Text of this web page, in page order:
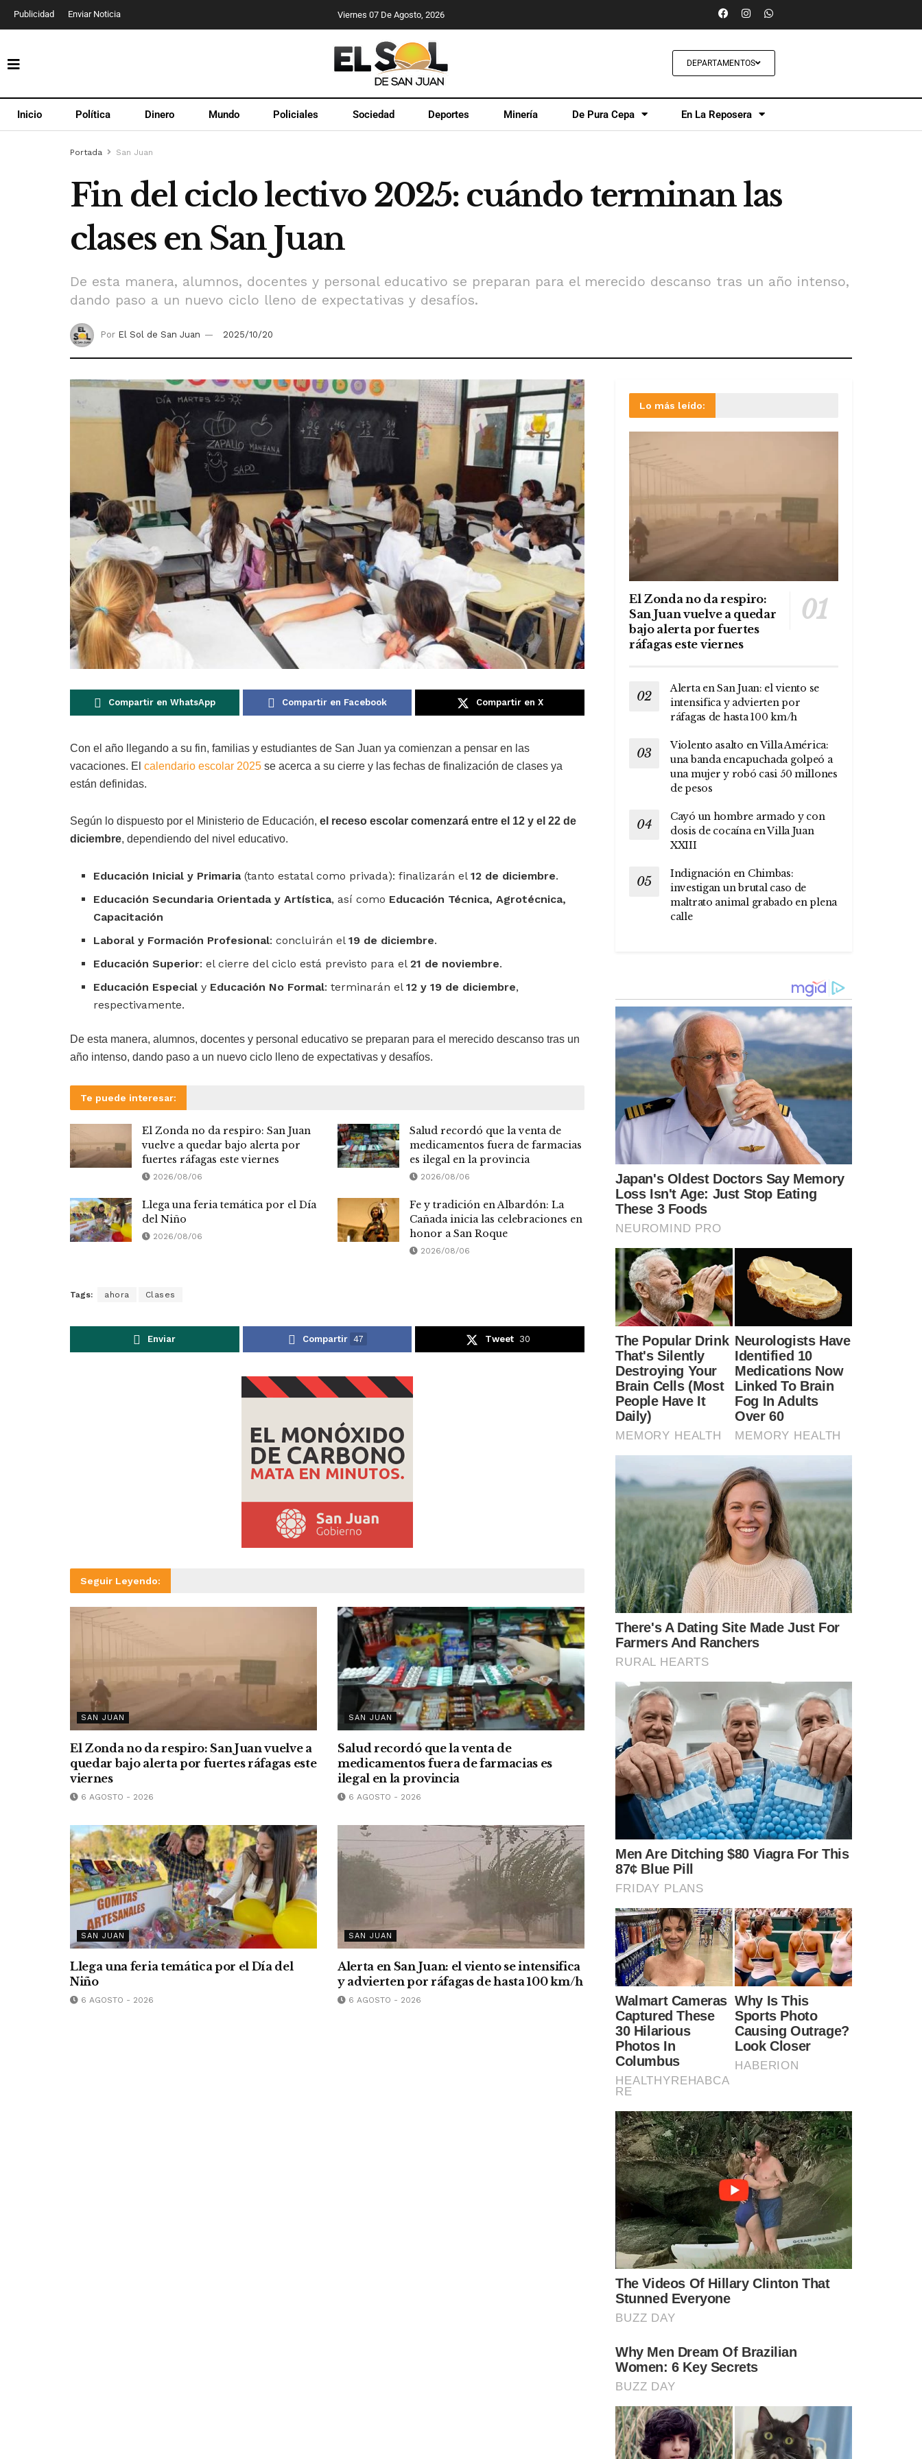
Publicidad Enviar Noticia Viernes 07 De Agosto, 2026
DEPARTAMENTOS
Inicio Política Dinero Mundo Policiales Sociedad Deportes Minería De Pura Cepa En La Reposera
Portada San Juan
Fin del ciclo lectivo 2025: cuándo terminan las
clases en San Juan
De esta manera, alumnos, docentes y personal educativo se preparan para el merecido descanso tras un año intenso,
dando paso a un nuevo ciclo lleno de expectativas y desafíos.
Por El Sol de San Juan 2025/10/20
Compartir en WhatsApp Compartir en Facebook Compartir en X
Con el año llegando a su fin, familias y estudiantes de San Juan ya comienzan a pensar en las
vacaciones. El calendario escolar 2025 se acerca a su cierre y las fechas de finalización de clases ya
están definidas.
Según lo dispuesto por el Ministerio de Educación, el receso escolar comenzará entre el 12 y el 22 de
diciembre, dependiendo del nivel educativo.
Educación Inicial y Primaria(tanto estatal como privada): finalizarán el12 de diciembre.
Educación Secundaria Orientada y Artística, así como Educación Técnica, Agrotécnica,
Capacitación
Laboral y Formación Profesional: concluirán el19 de diciembre.
Educación Superior: el cierre del ciclo está previsto para el21 de noviembre.
Educación Especial y Educación No Formal: terminarán el12 y 19 de diciembre,
respectivamente.
De esta manera, alumnos, docentes y personal educativo se preparan para el merecido descanso tras un
año intenso, dando paso a un nuevo ciclo lleno de expectativas y desafíos.
Te puede interesar:
El Zonda no da respiro: San Juan
vuelve a quedar bajo alerta por
fuertes ráfagas este viernes
2026/08/06
Salud recordó que la venta de
medicamentos fuera de farmacias
es ilegal en la provincia
2026/08/06
Llega una feria temática por el Día
del Niño
2026/08/06
Fe y tradición en Albardón: La
Cañada inicia las celebraciones en
honor a San Roque
2026/08/06
Tags: ahora Clases
Enviar Compartir 47 Tweet 30
Seguir Leyendo:
SAN JUAN
El Zonda no da respiro: San Juan vuelve a
quedar bajo alerta por fuertes ráfagas este
viernes
6 AGOSTO - 2026
SAN JUAN
Salud recordó que la venta de
medicamentos fuera de farmacias es
ilegal en la provincia
6 AGOSTO - 2026
SAN JUAN
Llega una feria temática por el Día del
Niño
6 AGOSTO - 2026
SAN JUAN
Alerta en San Juan: el viento se intensifica
y advierten por ráfagas de hasta 100 km/h
6 AGOSTO - 2026
Lo más leído:
El Zonda no da respiro:
San Juan vuelve a quedar
bajo alerta por fuertes
ráfagas este viernes
Alerta en San Juan: el viento se
intensifica y advierten por
ráfagas de hasta 100 km/h
Violento asalto en Villa América:
una banda encapuchada golpeó a
una mujer y robó casi 50 millones
de pesos
Cayó un hombre armado y con
dosis de cocaína en Villa Juan
XXIII
Indignación en Chimbas:
investigan un brutal caso de
maltrato animal grabado en plena
calle